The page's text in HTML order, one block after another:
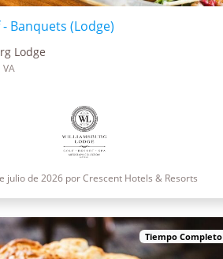
Banquets (Lodge)
Lodge
julio de 2026 por Crescent Hotels & Resorts
Tiempo Completo